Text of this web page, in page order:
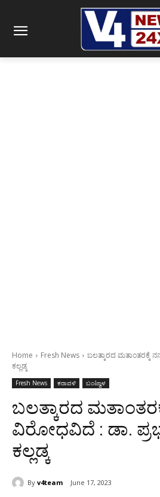
Home Fresh News
ಬಲತ್ಕಾರದ ಮತಾಂತರಕ್ಕೆ
ಕಲ್ಲಡ್ಕ
Fresh News ಕರಾವಳಿ ಬಂಟ್ವಾಳ
ಬಲತ್ಕಾರದ
ವಿರೋಧವಿದೆ : ಡಾ.
ಕಲ್ಲಡ್ಕ
By v4team June 17, 2023